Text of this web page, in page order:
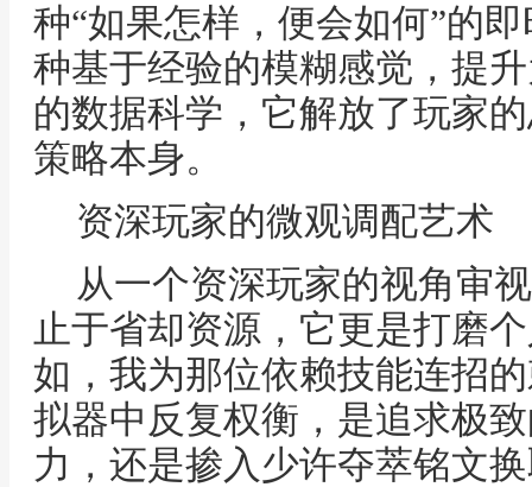
种“如果怎样，便会如何”的
种基于经验的模糊感觉，提
的数据科学，它解放了玩家
策略本身。
资深玩家的微观调配艺术
从一个资深玩家的视角审
止于省却资源，它更是打磨
如，我为那位依赖技能连招
拟器中反复权衡，是追求极
力，还是掺入少许夺萃铭文